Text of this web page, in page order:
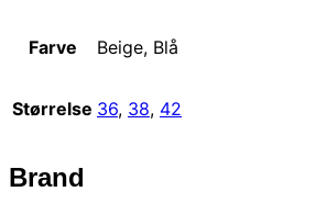
Farve Beige, Blå
Størrelse 36, 38, 42
Brand